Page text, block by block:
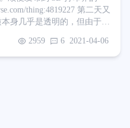
thing:4819227 第二天又
身几乎是透明的，但由于打
2959 6 2021-04-06